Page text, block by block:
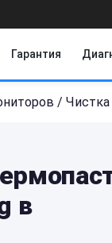
Гарантия
/
в